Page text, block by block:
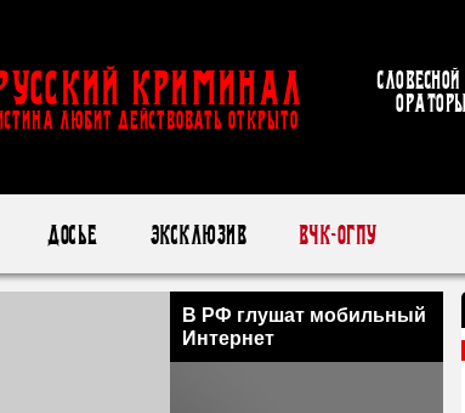
Криминал
ЛЮБИТ ДЕЙСТВОВАТЬ ОТКРЫТО
Досье Эксклюзив ВЧК-ОГПУ
В РФ глушат мобильный
Интернет